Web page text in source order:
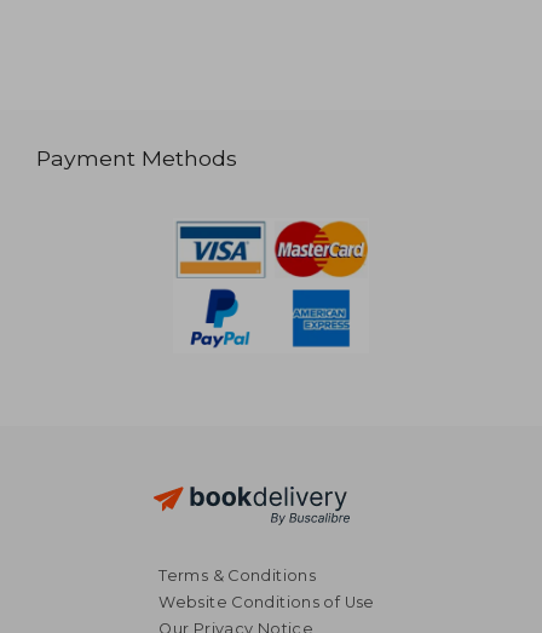
Payment Methods
Terms & Conditions
Website Conditions of Use
Our Privacy Notice